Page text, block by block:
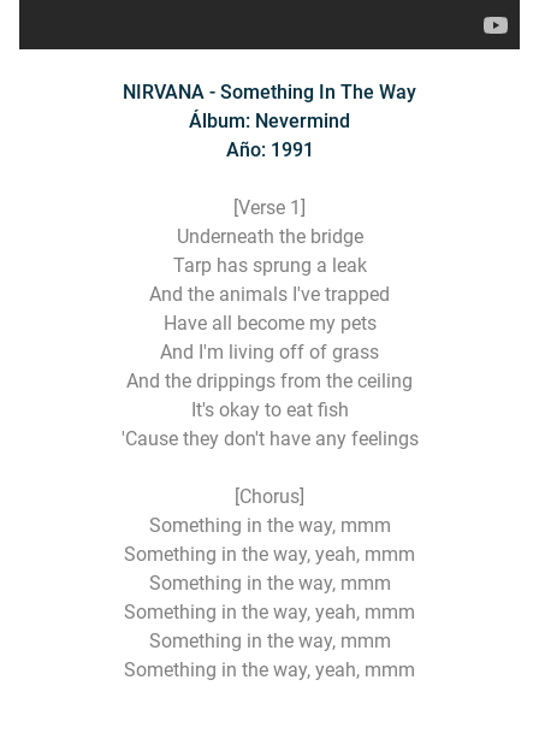
NIRVANA - Something In The Way
Álbum: Nevermind
Año: 1991
[Verse 1]
Underneath the bridge
Tarp has sprung a leak
And the animals I've trapped
Have all become my pets
And I'm living off of grass
And the drippings from the ceiling
It's okay to eat fish
'Cause they don't have any feelings
[Chorus]
Something in the way, mmm
Something in the way, yeah, mmm
Something in the way, mmm
Something in the way, yeah, mmm
Something in the way, mmm
Something in the way, yeah, mmm